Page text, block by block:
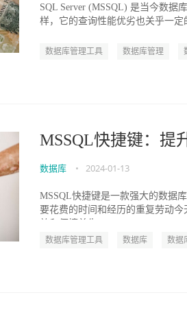
SQL Server (MSSQL) 是当今数据
样，它的查询性能优劣也关乎一
数据库管理工具 数据库管理
MSSQL快捷键：提
数据库 • 2024-01-13
MSSQL快捷键是一款强大的数据
要花费的时间和经历的重复劳动
数据库管理工具 数据库 数据